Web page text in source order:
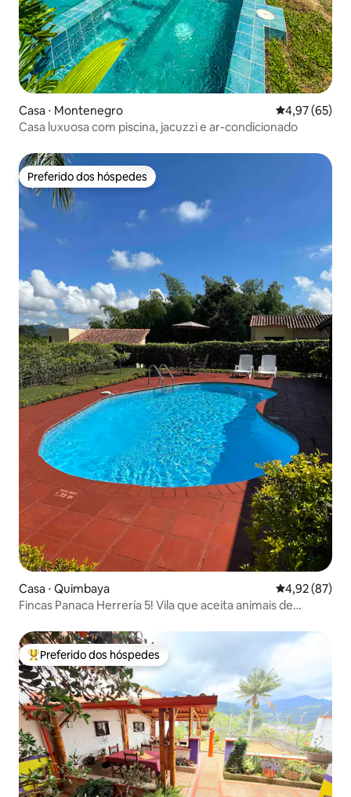
Casa ⋅ Montenegro 4,97 de uma
4,97 (65)
Casa luxuosa com piscina, jacuzzi e ar-condicionado
Preferido dos hóspedes
Preferido dos hóspedes
Casa ⋅ Quimbaya 4,92 de uma
4,92 (87)
Fincas Panaca Herrería 5! Vila que aceita animais de
Entre os melhores preferidos dos hóspedes
Preferido dos hóspedes